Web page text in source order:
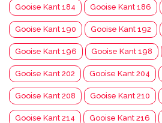
Gooise Kant 184 Gooise Kant 186
Gooise Kant 190 Gooise Kant 192
Gooise Kant 196 Gooise Kant 198
Gooise Kant 202 Gooise Kant 204
Gooise Kant 208 Gooise Kant 210
Gooise Kant 214 Gooise Kant 216